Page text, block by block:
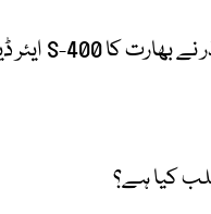
کیا ہے؟